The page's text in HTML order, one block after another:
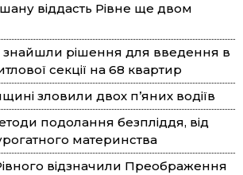
віддасть Рівне ще двом
знайшли рішення для введення в
секції на 68 квартир
зловили двох п’яних водіїв
подолання безпліддя, від
материнства
відзначили Преображення